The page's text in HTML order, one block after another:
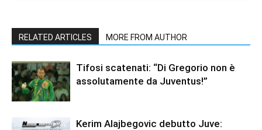
RELATED ARTICLES MORE FROM AUTHOR
Tifosi scatenati: “Di Gregorio non è
assolutamente da Juventus!”
Kerim Alajbegovic debutto Juve: